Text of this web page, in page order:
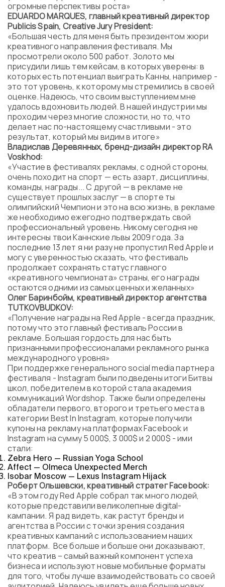
огромные перспективы роста»
EDUARDO MARQUES, главный креативный директор
Publicis Spain, Creative Jury President:
«Большая честь для меня быть президентом жюри
креативного направления фестиваля. Мы
просмотрели около 500 работ. Золото мы
присудили лишь тем кейсам, в которых уверены: в
которых есть потенциал выиграть Канны, например -
это тот уровень, к которому мы стремились в своей
оценке. Надеюсь, что своим выступлением мне
удалось вдохновить людей. В нашей индустрии мы
проходим через многие сложности, но то, что
делает нас по-настоящему счастливыми - это
результат, который мы видим в итоге»
Владислав Деревянных, бренд-дизайн директор RA
Voskhod:
«Участие в фестивалях рекламы, с одной стороны,
очень походит на спорт — есть азарт, дисциплины,
команды, награды... С другой — в рекламе не
существует прошлых заслуг — в спорте ты
олимпийский Чемпион и это на всю жизнь, в рекламе
же необходимо ежегодно подтверждать свой
профессиональный уровень. Никому сегодня не
интересны твои Каннские львы 2009 года. За
последние 13 лет я ни разу не пропустил Red Apple и
могу с уверенностью сказать, что фестиваль
продолжает сохранять статус главного
«креативного чемпионата» страны, его награды
остаются одними из самых ценных и желанных»
Олег Баринбойм, креативный директор агентства
TUTKOVBUDKOV:
«Получение награды на Red Apple - всегда праздник,
потому что это главный фестиваль России в
рекламе. Большая гордость для нас быть
признанными профессионалами рекламного рынка
международного уровня»
При поддержке генерального social media партнера
фестиваля - Instagram были подведены итоги Битвы
школ, победителем в которой стала академия
коммуникаций Wordshop. Также были определены
обладатели первого, второго и третьего места в
категории Best In Instagram, которые получили
купоны на рекламу на платформах Facebook и
Instagram на сумму 5 000$, 3 000$ и 2 000$ - ими
стали:
Zebra Hero — Russian Yoga School
Affect — Olmeca Unexpected Merch
Isobar Moscow — Lexus Instagram Hijack
Роберт Ольшевски, креативный стратег Facebook:
«В этом году Red Apple собрал так много людей,
которые представили великолепные digital-
кампании. Я рад видеть, как растут бренды и
агентства в России с точки зрения создания
креативных кампаний с использованием наших
платформ. Все больше и больше они доказывают,
что креатив – самый важный компонент успеха
бизнеса и используют новые мобильные форматы
для того, чтобы лучше взаимодействовать со своей